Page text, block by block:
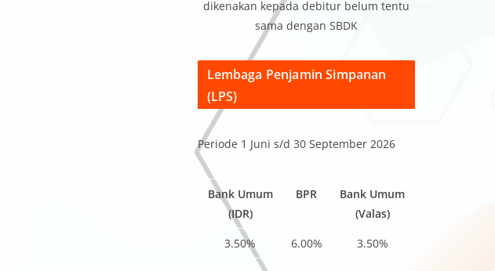
dikenakan kepada debitur belum tentu
sama dengan SBDK
Lembaga Penjamin Simpanan
(LPS)
Periode 1 Juni s/d 30 September 2026
Bank Umum
(IDR)
BPR
Bank Umum
(Valas)
3.50%
6.00% 3.50%